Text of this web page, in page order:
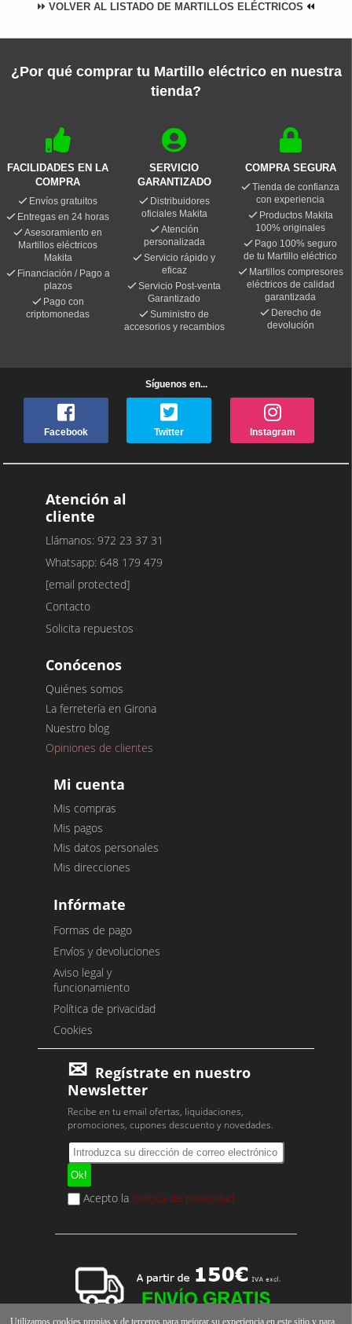
VOLVER AL LISTADO DE MARTILLOS ELÉCTRICOS
¿Por qué comprar tu Martillo eléctrico en nuestra
tienda?
FACILIDADES EN LA
COMPRA
Envíos gratuitos
Entregas en 24 horas
Asesoramiento en
Martillos eléctricos
Makita
Financiación / Pago a
plazos
Pago con
criptomonedas
SERVICIO
GARANTIZADO
Distribuidores
oficiales Makita
Atención
personalizada
Servicio rápido y
eficaz
Servicio Post-venta
Garantizado
Suministro de
accesorios y recambios
COMPRA SEGURA
Tienda de confianza
con experiencia
Productos Makita
100% originales
Pago 100% seguro
de tu Martillo eléctrico
Martillos compresores
eléctricos de calidad
garantizada
Derecho de
devolución
Síguenos en...
Facebook Twitter Instagram
Atención al
cliente
Llámanos: 972 23 37 31
Whatsapp: 648 179 479
[email protected]
Contacto
Solicita repuestos
Conócenos
Quiénes somos
La ferretería en Girona
Nuestro blog
Opiniones de clientes
Mi cuenta
Mis compras
Mis pagos
Mis datos personales
Mis direcciones
Infórmate
Formas de pago
Envíos y devoluciones
Aviso legal y
funcionamiento
Política de privacidad
Cookies
Regístrate en nuestro
Newsletter
Recibe en tu email ofertas, liquidaciones,
promociones, cupones descuento y novedades.
Acepto la política de privacidad
Utilizamos cookies propias y de terceros para mejorar su experiencia en este sitio y para